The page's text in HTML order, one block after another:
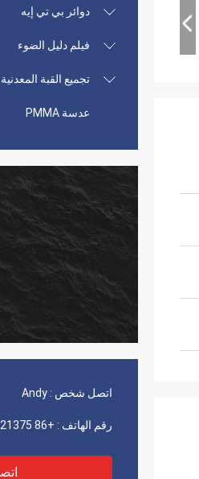
دوائر بي تي إيه
فيلم دليل الضوء
تجميع القبة المعدنية
عدسة PMMA
اتصل شخص : Andy
رقم الهاتف : +86 13650121375